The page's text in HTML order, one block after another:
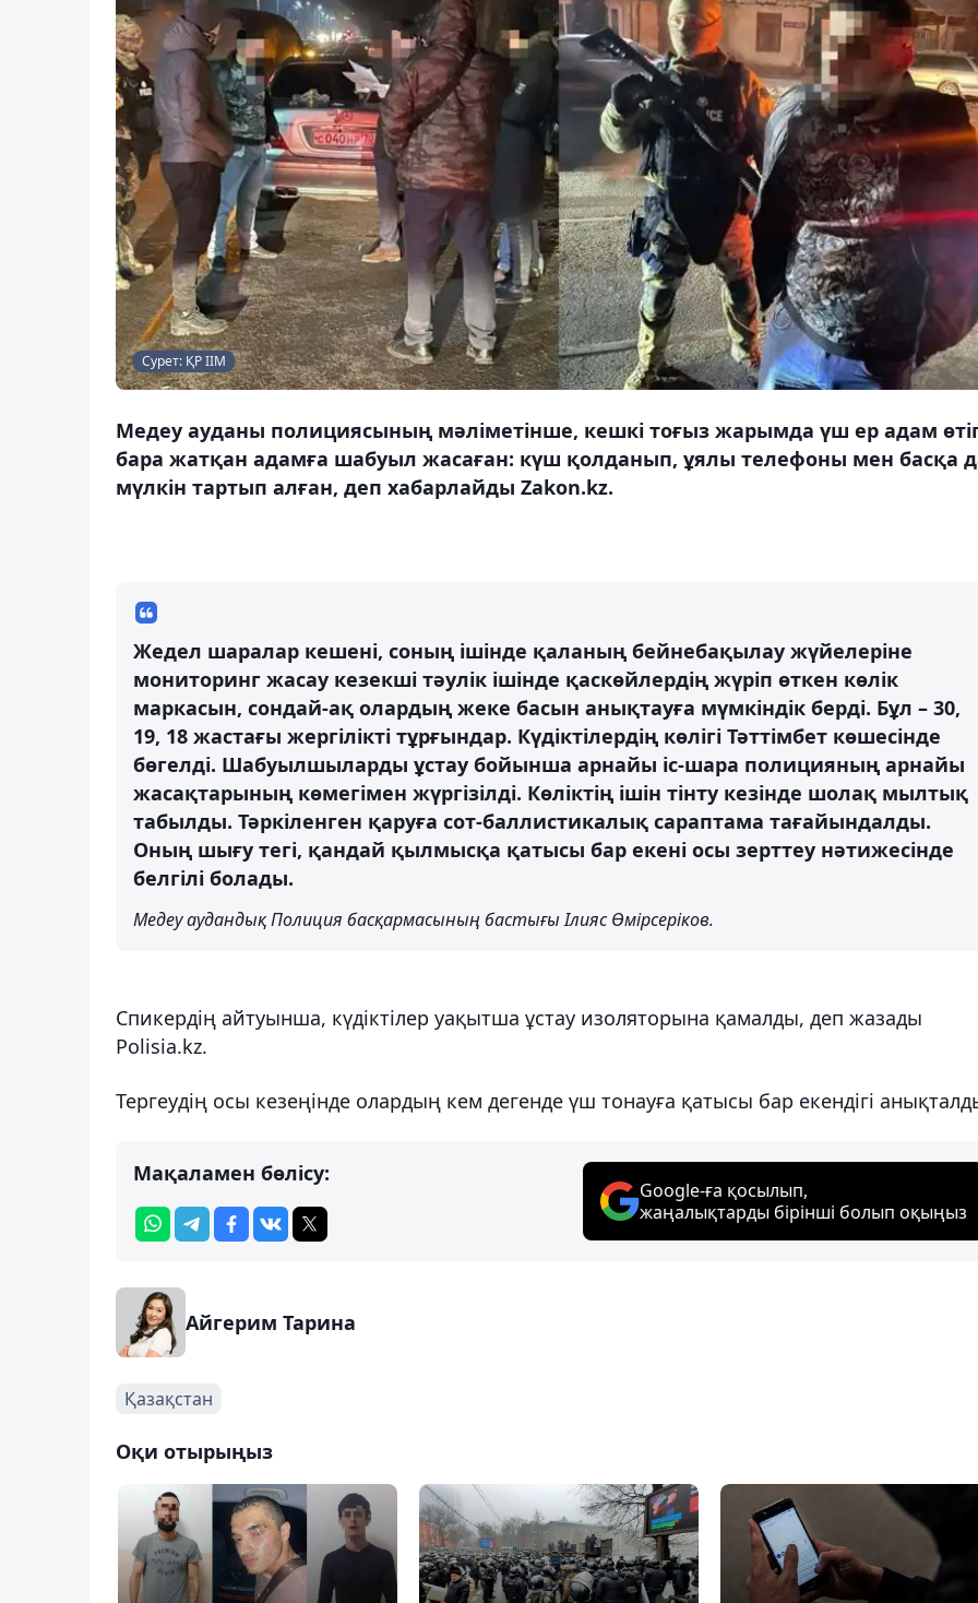
Сурет: ҚР ІІМ
Медеу ауданы полициясының мәліметінше, кешкі тоғыз жарымда үш ер адам
бара жатқан адамға шабуыл жасаған: күш қолданып, ұялы телефоны мен басқа
мүлкін тартып алған, деп хабарлайды Zakon.kz.
Жедел шаралар кешені, соның ішінде қаланың бейнебақылау жүйелеріне
мониторинг жасау кезекші тәулік ішінде қаскөйлердің жүріп өткен көлік
маркасын, сондай-ақ олардың жеке басын анықтауға мүмкіндік берді. Бұл – 30,
19, 18 жастағы жергілікті тұрғындар. Күдіктілердің көлігі Тәттімбет көшесінде
бөгелді. Шабуылшыларды ұстау бойынша арнайы іс-шара полицияның арнайы
жасақтарының көмегімен жүргізілді. Көліктің ішін тінту кезінде шолақ мылтық
табылды. Тәркіленген қаруға сот-баллистикалық сараптама тағайындалды.
Оның шығу тегі, қандай қылмысқа қатысы бар екені осы зерттеу нәтижесінде
белгілі болады.
Медеу аудандық Полиция басқармасының бастығы Ілияс Өмірсеріков.
Спикердің айтуынша, күдіктілер уақытша ұстау изоляторына қамалды, деп жазады
Polisia.kz.
Тергеудің осы кезеңінде олардың кем дегенде үш тонауға қатысы бар екендігі
Мақаламен бөлісу:
Google-ға қосылып,
жаңалықтарды бірінші болып оқыңыз
Айгерим Тарина
Қазақстан
Оқи отырыңыз